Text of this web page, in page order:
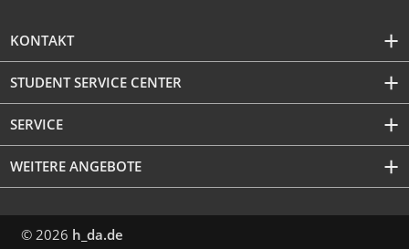
KONTAKT
STUDENT SERVICE CENTER
SERVICE
WEITERE ANGEBOTE
© 2026 h_da.de